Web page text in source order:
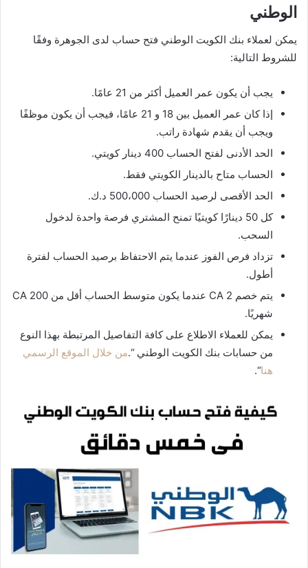
الوطني
يمكن لعملاء بنك الكويت الوطني فتح حساب لدى الجوهرة وفقًا
للشروط التالية:
يجب أن يكون عمر العميل أكثر من 21 عامًا.
إذا كان عمر العميل بين 18 و 21 عامًا، فيجب أن يكون موظفًا
ويجب أن يقدم شهادة راتب.
الحد الأدنى لفتح الحساب 400 دينار كويتي.
الحساب متاح بالدينار الكويتي فقط.
الحد الأقصى لرصيد الحساب 500،000 د.ك.
كل 50 دينارًا كويتيًا تمنح المشتري فرصة واحدة لدخول
السحب.
تزداد فرص الفوز عندما يتم الاحتفاظ برصيد الحساب لفترة
أطول.
يتم خصم 2 CA عندما يكون متوسط ​​الحساب أقل من 200 CA
شهريًا.
يمكن للعملاء الاطلاع على كافة التفاصيل المرتبطة بهذا النوع
من حسابات بنك الكويت الوطني “.من خلال الموقع الرسمي
هنا“.